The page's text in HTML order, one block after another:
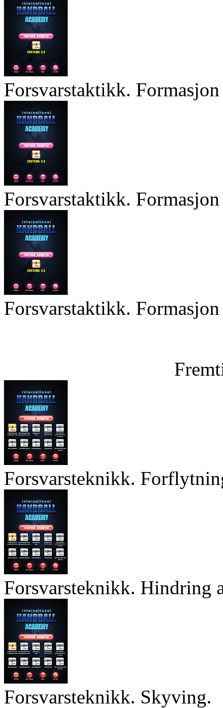
Forsvarstaktikk.
Forsvarstaktikk.
Forsvarstaktikk.
Forsvarsteknikk.
Forsvarsteknikk. Hindring
Forsvarsteknikk. Skyving.